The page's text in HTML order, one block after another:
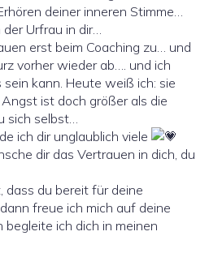
deiner inneren Stimme…
Urfrau in dir…
erst beim Coaching zu… und
vorher wieder ab…. und ich
kann. Heute weiß ich: sie
ist doch größer als die
sich selbst…
ich dir unglaublich viele
dir das Vertrauen in dich, du
dass du bereit für deine
freue ich mich auf deine
ich dich in meinen